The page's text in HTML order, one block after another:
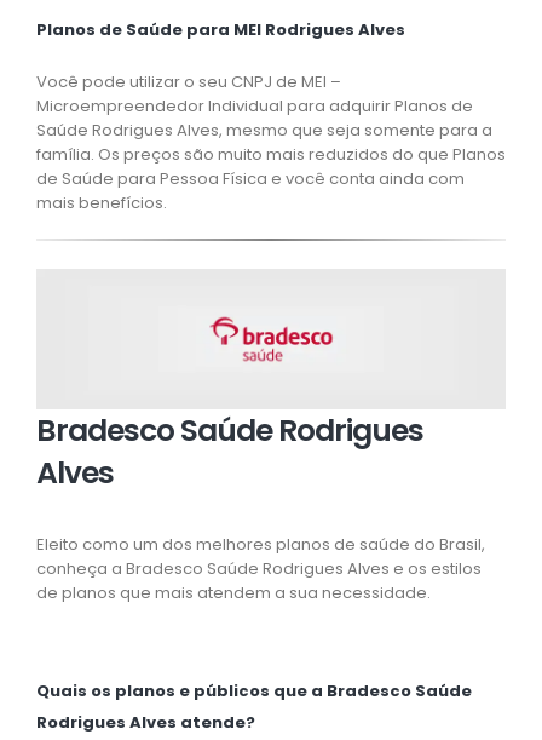
Planos de Saúde para MEI Rodrigues Alves
Você pode utilizar o seu CNPJ de MEI –
Microempreendedor Individual para adquirir Planos de
Saúde Rodrigues Alves, mesmo que seja somente para a
família. Os preços são muito mais reduzidos do que Planos
de Saúde para Pessoa Física e você conta ainda com
mais benefícios.
Bradesco Saúde Rodrigues
Alves
Eleito como um dos melhores planos de saúde do Brasil,
conheça a Bradesco Saúde Rodrigues Alves e os estilos
de planos que mais atendem a sua necessidade.
Quais os planos e públicos que a Bradesco Saúde
Rodrigues Alves atende?